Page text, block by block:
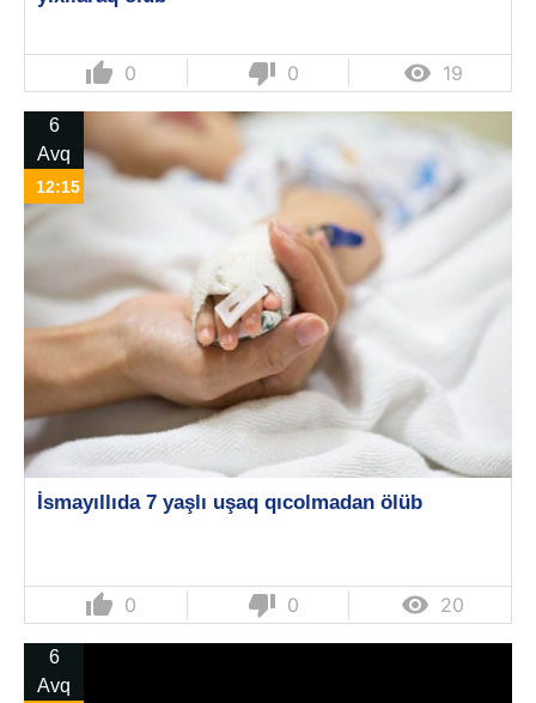
thumb_up 0 thumb_down 0  19
6
Avq
12:15
İsmayıllıda 7 yaşlı uşaq qıcolmadan ölüb
thumb_up 0 thumb_down 0  20
6
Avq